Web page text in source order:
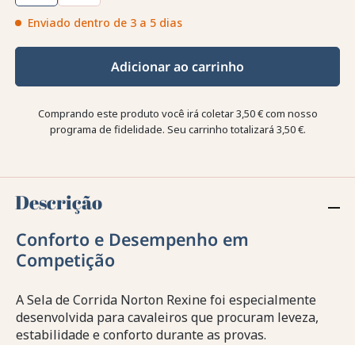
Enviado dentro de 3 a 5 dias
Adicionar ao carrinho
Comprando este produto você irá coletar3,50 €com nosso
programa de fidelidade. Seu carrinho totalizará 3,50 €.
Descrição
Conforto e Desempenho em
Competição
A Sela de Corrida Norton Rexine foi especialmente
desenvolvida para cavaleiros que procuram leveza,
estabilidade e conforto durante as provas.